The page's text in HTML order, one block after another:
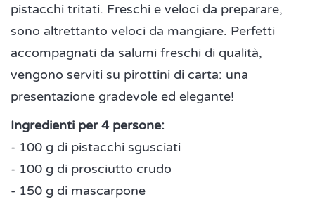
pistacchi tritati. Freschi e veloci da preparare,
sono altrettanto veloci da mangiare. Perfetti
accompagnati da salumi freschi di qualità,
vengono serviti su pirottini di carta: una
presentazione gradevole ed elegante!
Ingredienti per 4 persone:
- 100 g di pistacchi sgusciati
- 100 g di prosciutto crudo
- 150 g di mascarpone